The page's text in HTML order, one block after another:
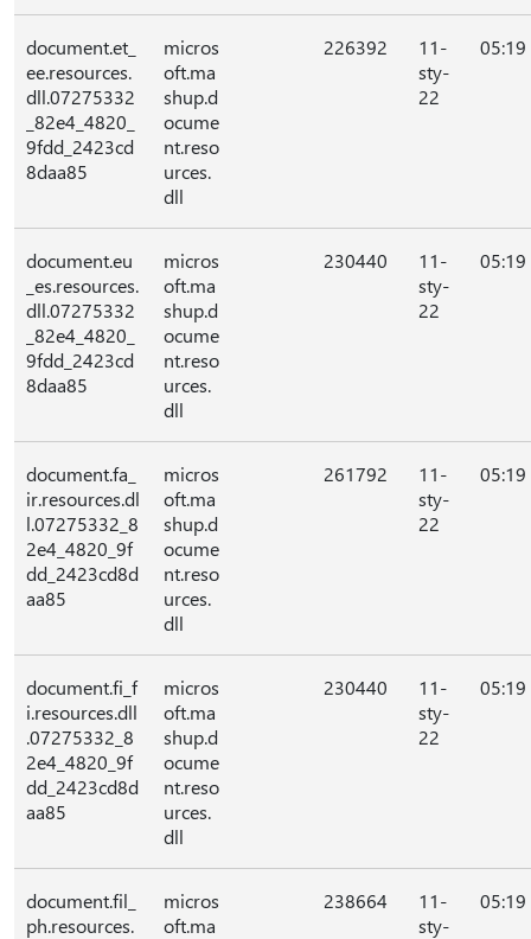
document.et_
ee.resources.
dll.07275332
_82e4_4820_
9fdd_2423cd
8daa85
micros
oft.ma
shup.d
ocume
nt.reso
urces.
dll
226392
11-
sty-
22
05:19
document.eu
_es.resources.
dll.07275332
_82e4_4820_
9fdd_2423cd
8daa85
micros
oft.ma
shup.d
ocume
nt.reso
urces.
dll
230440
11-
sty-
22
05:19
document.fa_
ir.resources.dl
l.07275332_8
2e4_4820_9f
dd_2423cd8d
aa85
micros
oft.ma
shup.d
ocume
nt.reso
urces.
dll
261792
11-
sty-
22
05:19
document.fi_f
i.resources.dll
.07275332_8
2e4_4820_9f
dd_2423cd8d
aa85
micros
oft.ma
shup.d
ocume
nt.reso
urces.
dll
230440
11-
sty-
22
05:19
document.fil_
ph.resources.
micros
oft.ma
238664
11-
sty-
05:19